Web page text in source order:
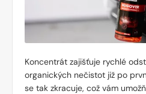
Koncentrát zajišťuje rychlé
organických nečistot již po
se tak zkracuje, což vám